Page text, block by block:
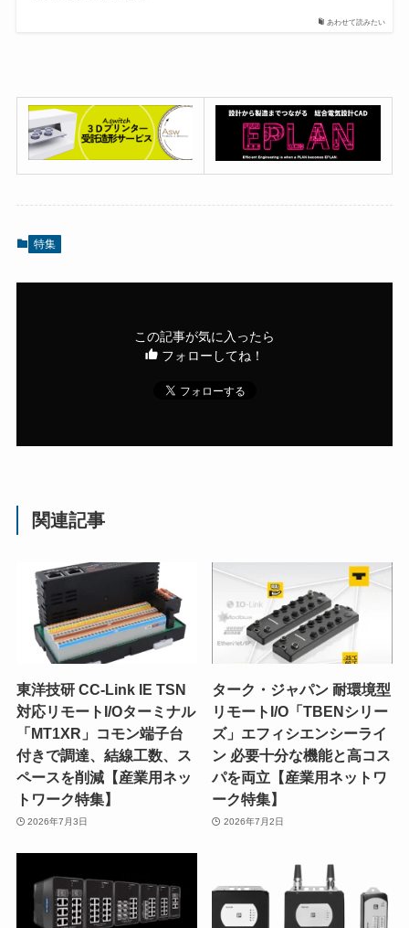
あわせて読みたい
特集
この記事が気に入ったら
フォローしてね！
関連記事
東洋技研 CC-Link IE TSN
対応リモートI/Oターミナル
「MT1XR」コモン端子台
付きで調達、結線工数、ス
ペースを削減【産業用ネッ
トワーク特集】
2026年7月3日
ターク・ジャパン 耐環境型
リモートI/O「TBENシリー
ズ」エフィシエンシーライ
ン 必要十分な機能と高コス
パを両立【産業用ネットワ
ーク特集】
2026年7月2日